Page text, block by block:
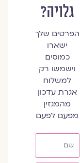
גלויה?
הפרטים שלך
ישארו
כמוסים
וישמשו רק
למשלוח
אגרת עדכון
מהמגזין
מפעם לפעם